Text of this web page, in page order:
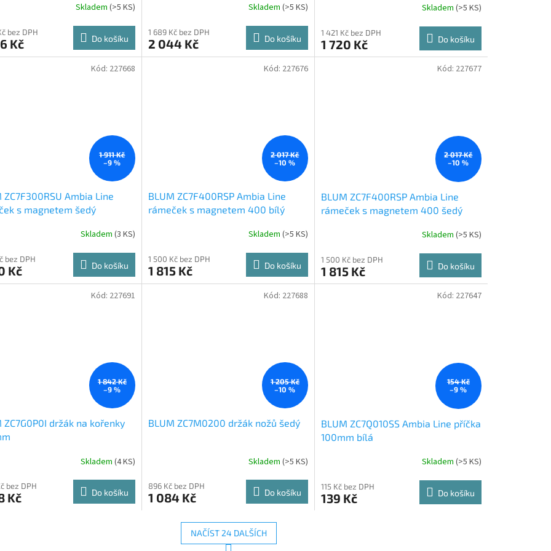
Skladem (>5 KS)
bez DPH
Kč Do košíku
Skladem (>5 KS)
1 689 Kč bez DPH
2 044 Kč Do košíku
Skladem (>5 KS)
1 421 Kč bez DPH
1 720 Kč Do košíku
1 911 Kč
–9 %
ZC7F300RSU Ambia Line
s magnetem šedý
Skladem (3 KS)
bez DPH
Kč Do košíku
Kód: 227668
2 017 Kč
–10 %
BLUM ZC7F400RSP Ambia Line
rámeček s magnetem 400 bílý
Skladem (>5 KS)
1 500 Kč bez DPH
1 815 Kč Do košíku
Kód: 227676
2 017 Kč
–10 %
BLUM ZC7F400RSP Ambia Line
rámeček s magnetem 400 šedý
Skladem (>5 KS)
1 500 Kč bez DPH
1 815 Kč Do košíku
Kód: 227677
1 842 Kč
–9 %
ZC7G0P0I držák na kořenky
Skladem (4 KS)
bez DPH
Kč Do košíku
Kód: 227691
1 205 Kč
–10 %
BLUM ZC7M0200 držák nožů šedý
Skladem (>5 KS)
896 Kč bez DPH
1 084 Kč Do košíku
Kód: 227688
154 Kč
–9 %
BLUM ZC7Q010SS Ambia Line příčka
100mm bílá
Skladem (>5 KS)
115 Kč bez DPH
139 Kč Do košíku
Kód: 227647
NAČÍST 24 DALŠÍCH